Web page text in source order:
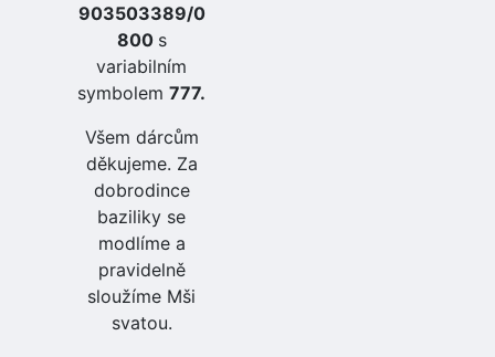
903503389/0
800 s
variabilním
symbolem 777.
Všem dárcům
děkujeme. Za
dobrodince
baziliky se
modlíme a
pravidelně
sloužíme Mši
svatou.